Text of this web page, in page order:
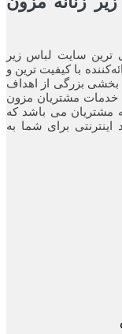
سایت لباس زیر
با کیفیت ترین و
بزرگی از اهداف
مشتریان مزون
می باشد که
برای شما به